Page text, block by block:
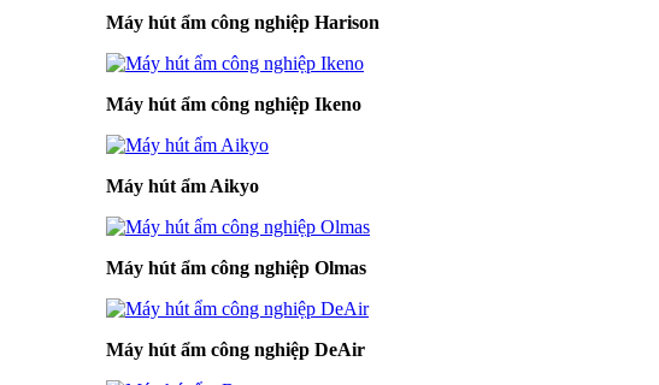
Máy hút ẩm công nghiệp Harison
Máy hút ẩm công nghiệp Ikeno
Máy hút ẩm Aikyo
Máy hút ẩm công nghiệp Olmas
Máy hút ẩm công nghiệp DeAir